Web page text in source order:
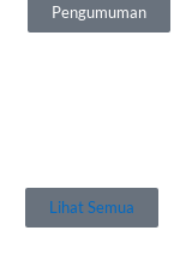
Pengumuman
Lihat Semua